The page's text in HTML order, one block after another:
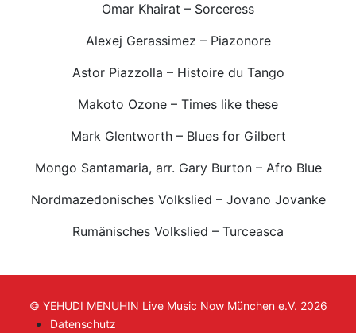
Omar Khairat – Sorceress
Alexej Gerassimez – Piazonore
Astor Piazzolla – Histoire du Tango
Makoto Ozone – Times like these
Mark Glentworth – Blues for Gilbert
Mongo Santamaria, arr. Gary Burton – Afro Blue
Nordmazedonisches Volkslied – Jovano Jovanke
Rumänisches Volkslied – Turceasca
© YEHUDI MENUHIN Live Music Now München e.V. 2026
Datenschutz